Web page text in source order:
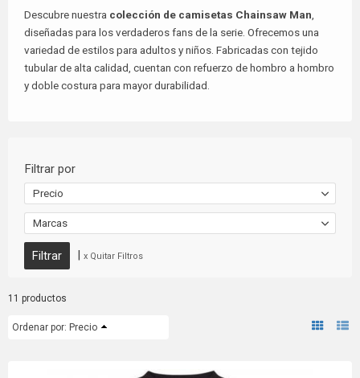
Descubre nuestra colección de camisetas Chainsaw Man,
diseñadas para los verdaderos fans de la serie. Ofrecemos una
variedad de estilos para adultos y niños. Fabricadas con tejido
tubular de alta calidad, cuentan con refuerzo de hombro a hombro
y doble costura para mayor durabilidad.
Filtrar por
Precio
Marcas
| x Quitar Filtros
11 productos
Ordenar por: Precio